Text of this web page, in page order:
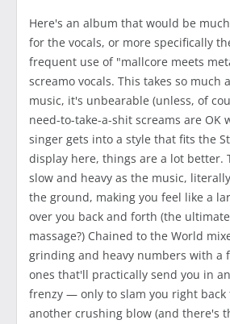
Here's an album that would be
for the vocals, or more specifically
frequent use of "mallcore meets
screamo vocals. This takes so much
music, it's unbearable (unless, of
need-to-take-a-shit screams are OK
singer gets into a style that fits the
display here, things are a lot better.
slow and heavy as the music,
the ground, making you feel like a
over you back and forth (the
massage?) Chained to the World
grinding and heavy numbers with a
ones that'll practically send you in
frenzy — only to slam you right
another crushing blow (and there's